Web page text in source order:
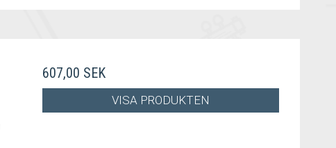
607,00 SEK
VISA PRODUKTEN